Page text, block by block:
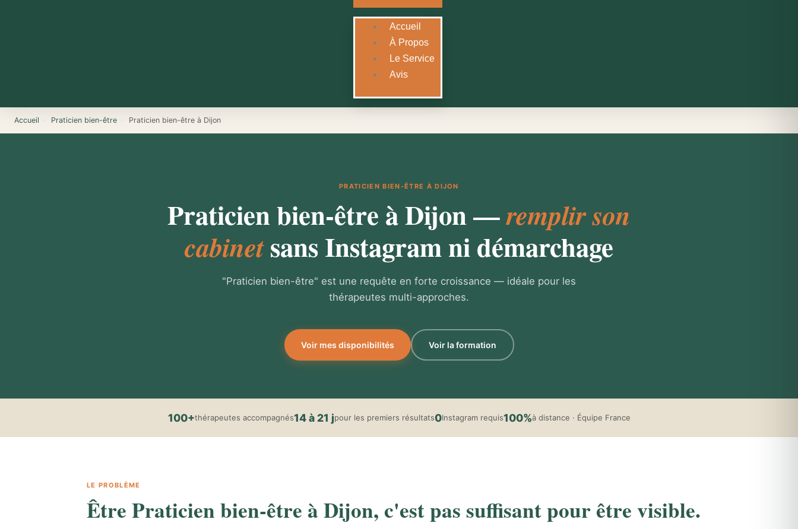
Accueil
À Propos
Le Service
Avis
Accueil Praticien bien-être Praticien bien-être à Dijon
PRATICIEN BIEN-ÊTRE À DIJON
Praticien bien-être à Dijon —remplir son
cabinetsans Instagram ni démarchage
"Praticien bien-être" est une requête en forte croissance — idéale pour les
thérapeutes multi-approches.
Voir mes disponibilités Voir la formation
100+thérapeutes accompagnés14 à 21 jpour les premiers résultats0Instagram requis100%à distance · Équipe France
LE PROBLÈME
Être Praticien bien-être à Dijon, c'est pas suffisant pour être visible.